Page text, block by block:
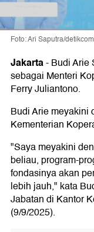
Foto: Ari Saputra/detikcom
Jakarta-Budi Arie
sebagai Menteri
Ferry Juliantono.
Budi Arie meyakini
Kementerian
"Saya meyakini
beliau, program-
fondasinya akan
lebih jauh," kata
Jabatan di Kantor
(9/9/2025).